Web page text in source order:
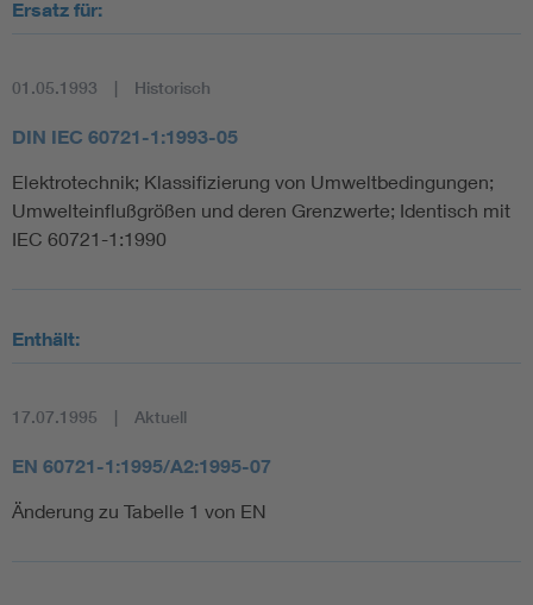
Cybersecurity in der Industrieautomatisierung
DIN VDE 0100 für sichere Elektroinstallationen
Ersatz für:
01.05.1993 Historisch
DIN IEC 60721-1:1993-05
Elektrotechnik; Klassifizierung von Umweltbedingungen;
Umwelteinflußgrößen und deren Grenzwerte; Identisch mit
IEC 60721-1:1990
Enthält:
17.07.1995 Aktuell
EN 60721-1:1995/A2:1995-07
Änderung zu Tabelle 1 von EN